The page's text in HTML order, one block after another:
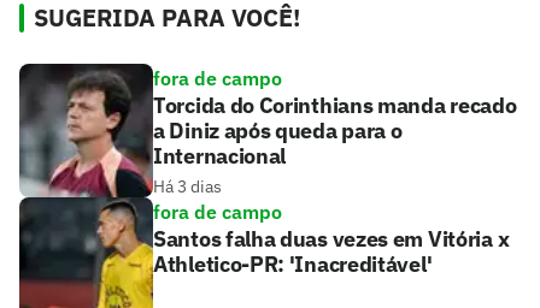
SUGERIDA PARA VOCÊ!
fora de campo
Torcida do Corinthians manda recado
a Diniz após queda para o
Internacional
Há 3 dias
fora de campo
Santos falha duas vezes em Vitória x
Athletico-PR: 'Inacreditável'